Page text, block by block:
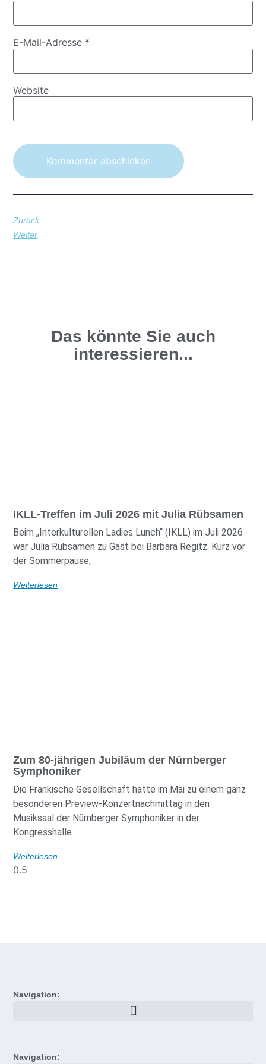
E-Mail-Adresse *
Website
Zurück
Weiter
Das könnte Sie auch
interessieren...
IKLL-Treffen im Juli 2026 mit Julia Rübsamen
Beim „Interkulturellen Ladies Lunch“ (IKLL) im Juli 2026
war Julia Rübsamen zu Gast bei Barbara Regitz. Kurz vor
der Sommerpause,
Weiterlesen
Zum 80-jährigen Jubiläum der Nürnberger
Symphoniker
Die Fränkische Gesellschaft hatte im Mai zu einem ganz
besonderen Preview-Konzertnachmittag in den
Musiksaal der Nürnberger Symphoniker in der
Kongresshalle
Weiterlesen
Navigation:
Navigation: